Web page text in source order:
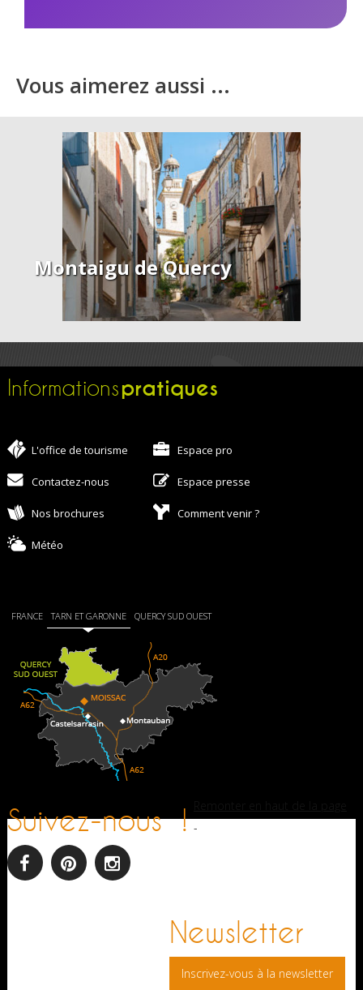
Vous aimerez aussi ...
Montaigu de Quercy
Informationspratiques
L'office de tourisme Espace pro
Contactez-nous Espace presse
Nos brochures Comment venir ?
Météo
FRANCE TARN ET GARONNE QUERCY SUD OUEST
Suivez-nous !
Newsletter
Inscrivez-vous à la newsletter
-